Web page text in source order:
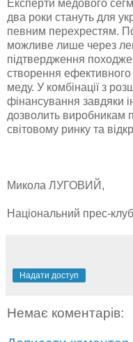
Експерти медового
два роки стануть для
певним перехрестям.
можливе лише через
підтвердження
створення ефективного
меду. У комбінації з
фінансування завдяки
дозволить виробникам
світовому ринку та
Микола ЛУГОВИЙ,
Національний прес-
Надати доступ
Немає коментарів: